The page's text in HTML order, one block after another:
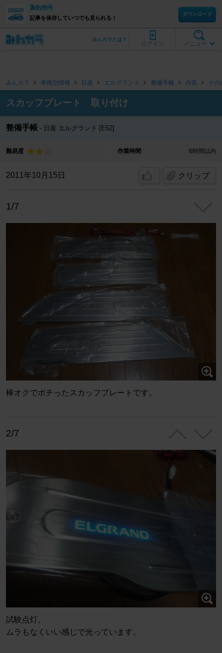
記事を保存していつでも見られる！
ダウンロード
メニュー
ログイン
みんカラとは？
みんカラ 車種別情報 日産 エルグランド 整備手帳 内装 その
スカッフプレート 取り付け
整備手帳 日産 エルグランド [E52]
難易度 作業時間 6時間以内
2011年10月15日 クリップ
1/7
棒オクでポチったスカッフプレートです。
2/7
試験点灯。
ムラもなくいい感じで光っています。